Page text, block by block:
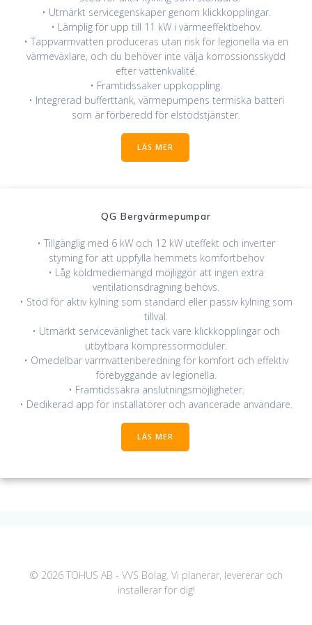
• Utmärkt servicegenskaper genom klickkopplingar.
• Lämplig för upp till 11 kW i värmeeffektbehov.
• Tappvarmvatten produceras utan risk för legionella via en
värmeväxlare, och du behöver inte välja korrossionsskydd
efter vattenkvalité.
• Framtidssäker uppkoppling.
• Integrerad bufferttank, värmepumpens termiska batteri
som är förberedd för elstödstjänster.
LÄS MER
QG Bergvärmepumpar
• Tillgänglig med 6 kW och 12 kW uteffekt och inverter
styrning för att uppfylla hemmets komfortbehov
• Låg köldmediemängd möjliggör att ingen extra
ventilationsdragning behövs.
• Stöd för aktiv kylning som standard eller passiv kylning som
tillval.
• Utmärkt servicevänlighet tack vare klickkopplingar och
utbytbara kompressormoduler.
• Omedelbar varmvattenberedning för komfort och effektiv
förebyggande av legionella.
• Framtidssäkra anslutningsmöjligheter.
• Dedikerad app för installatörer och avancerade användare.
LÄS MER
© 2026 TOHUS AB - VVS Bolag. Vi planerar, levererar och
installerar för dig!